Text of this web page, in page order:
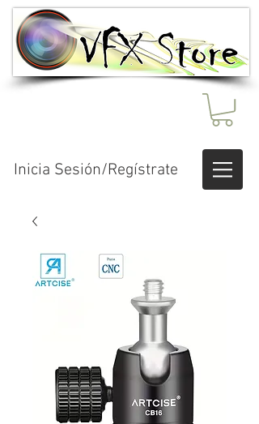
Inicia Sesión/Regístrate